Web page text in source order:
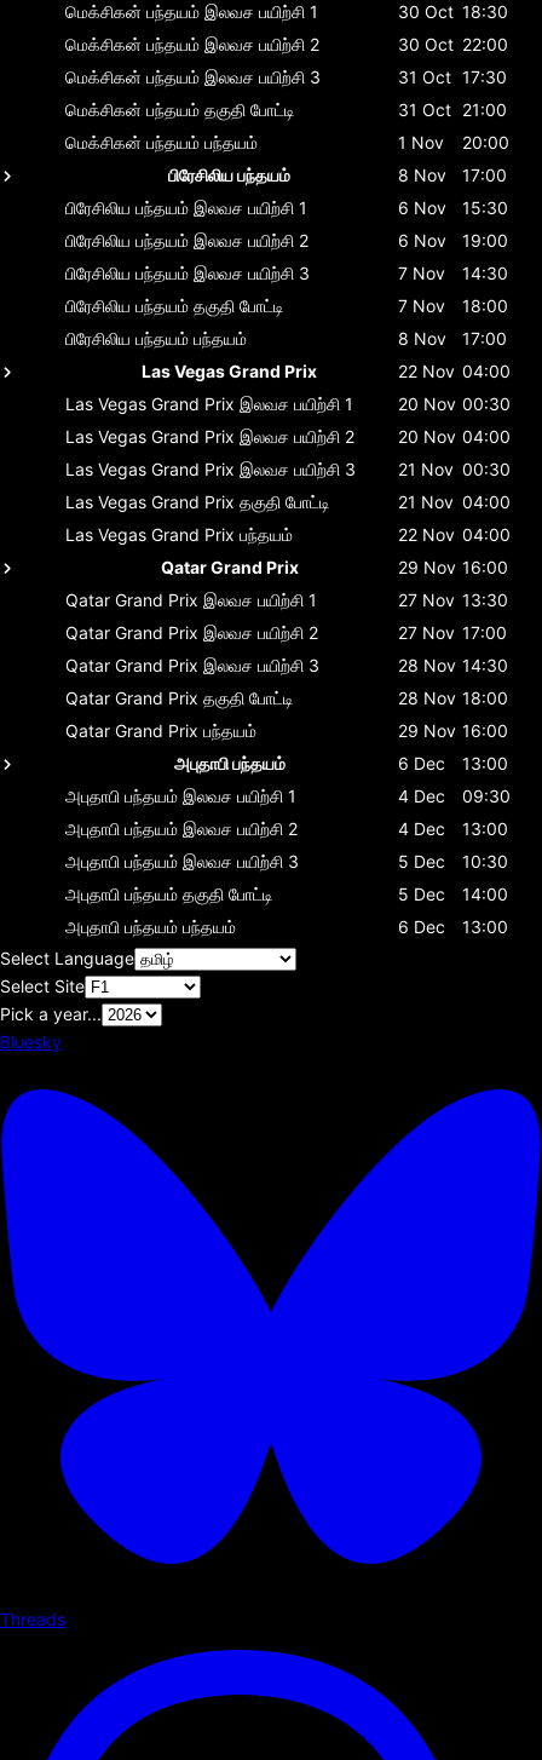
மெக்சிகன் பந்தயம் இலவச பயிற்சி 1 30 Oct 18:30
மெக்சிகன் பந்தயம் இலவச பயிற்சி 2 30 Oct 22:00
மெக்சிகன் பந்தயம் இலவச பயிற்சி 3 31 Oct 17:30
மெக்சிகன் பந்தயம் தகுதி போட்டி 31 Oct 21:00
மெக்சிகன் பந்தயம் பந்தயம் 1 Nov
20:00
பிரேசிலிய பந்தயம்
8 Nov
17:00
பிரேசிலிய பந்தயம் இலவச பயிற்சி 1 6 Nov
15:30
பிரேசிலிய பந்தயம் இலவச பயிற்சி 2 6 Nov
19:00
பிரேசிலிய பந்தயம் இலவச பயிற்சி 3 7 Nov
14:30
பிரேசிலிய பந்தயம் தகுதி போட்டி 7 Nov
18:00
பிரேசிலிய பந்தயம் பந்தயம் 8 Nov
17:00
Las Vegas Grand Prix
22 Nov 04:00
Las Vegas Grand Prix இலவச பயிற்சி 1 20 Nov 00:30
Las Vegas Grand Prix இலவச பயிற்சி 2 20 Nov 04:00
Las Vegas Grand Prix இலவச பயிற்சி 3 21 Nov 00:30
Las Vegas Grand Prix தகுதி போட்டி 21 Nov 04:00
Las Vegas Grand Prix பந்தயம் 22 Nov 04:00
Qatar Grand Prix
29 Nov 16:00
Qatar Grand Prix இலவச பயிற்சி 1 27 Nov 13:30
Qatar Grand Prix இலவச பயிற்சி 2 27 Nov 17:00
Qatar Grand Prix இலவச பயிற்சி 3 28 Nov 14:30
Qatar Grand Prix தகுதி போட்டி 28 Nov 18:00
Qatar Grand Prix பந்தயம் 29 Nov 16:00
அபுதாபி பந்தயம்
6 Dec
13:00
அபுதாபி பந்தயம் இலவச பயிற்சி 1 4 Dec
09:30
அபுதாபி பந்தயம் இலவச பயிற்சி 2 4 Dec
13:00
அபுதாபி பந்தயம் இலவச பயிற்சி 3 5 Dec
10:30
அபுதாபி பந்தயம் தகுதி போட்டி 5 Dec
14:00
அபுதாபி பந்தயம் பந்தயம் 6 Dec
13:00
Select Language
Select Site
Pick a year...
Bluesky
Threads